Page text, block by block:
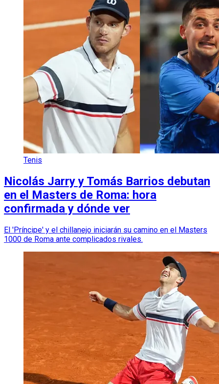
Tenis
Nicolás Jarry y Tomás Barrios debutan
en el Masters de Roma: hora
confirmada y dónde ver
El 'Príncipe' y el chillanejo iniciarán su camino en el Masters
1000 de Roma ante complicados rivales.